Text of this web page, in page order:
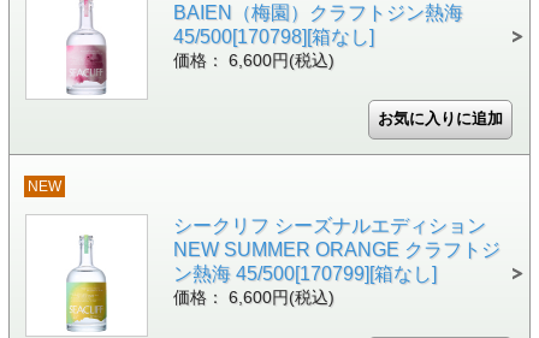
BAIEN（梅園）クラフトジン熱海
45/500[170798][箱なし]
価格： 6,600円(税込)
NEW
シークリフ シーズナルエディション
NEW SUMMER ORANGE クラフトジ
ン熱海 45/500[170799][箱なし]
価格： 6,600円(税込)